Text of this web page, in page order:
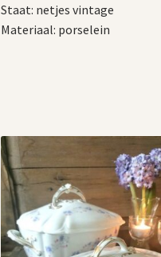
Staat: netjes vintage
Materiaal: porselein